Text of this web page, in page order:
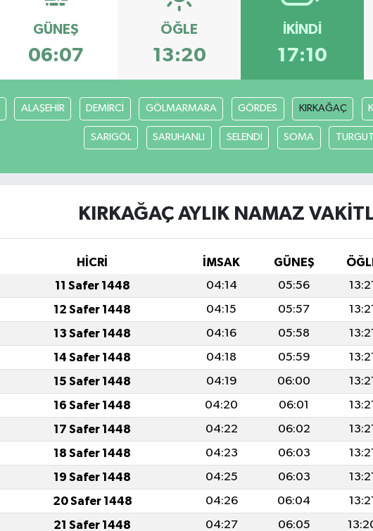
GÜNEŞ
06:07
ÖĞLE
13:20
İKINDI
17:10
ALAŞEHİR DEMİRCİ GÖLMARMARA GÖRDES KIRKAĞAÇ
SARIGÖL SARUHANLI SELENDİ SOMA
KIRKAĞAÇ AYLIK NAMAZ
HİCRİ İMSAK GÜNEŞ
11 Safer 1448 04:14 05:56 13:21
12 Safer 1448 04:15 05:57 13:21
13 Safer 1448 04:16 05:58 13:21
14 Safer 1448 04:18 05:59 13:21
15 Safer 1448 04:19 06:00 13:21
16 Safer 1448 04:20 06:01 13:21
17 Safer 1448 04:22 06:02 13:21
18 Safer 1448 04:23 06:03 13:21
19 Safer 1448 04:25 06:03 13:21
20 Safer 1448 04:26 06:04 13:21
21 Safer 1448 04:27 06:05